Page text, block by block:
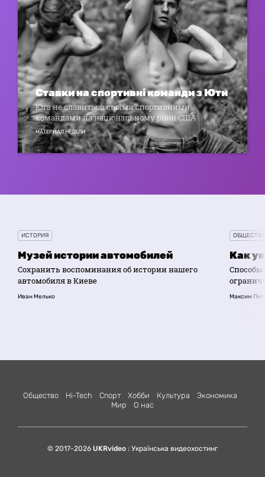
Ставки на спортивні команди з Юти
Юта не славиться своїми спортивними
командами на національному рівні США
МАТЕРИАЛ НЕДЕЛИ
ИСТОРИЯ
Музей истории автомобилей
Cохранить воспоминания об истории нашего
автомобиля в Киеве
Иван Мелько
Как
Способы
Максим
Общество Hi-Tech Спорт Хобби Культура
Экономика
Мир
О нас
© 2017-2026 UKRvideo : Українська видеохостинг